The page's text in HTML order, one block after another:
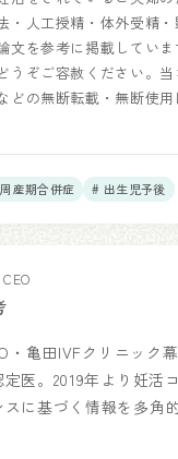
・人工授精・体外受精
文を参考に掲載してい
うぞご容赦ください。
どの無断転載・無断使用
産期合併症 # 出生児予後
・亀田IVFクリニック
医。2019年より妊活
に基づく情報を多角